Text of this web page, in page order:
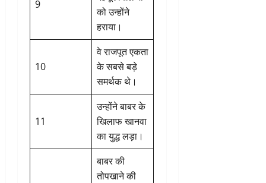
9
को उन्होंने
हराया।
10
वे राजपूत एकता
के सबसे बड़े
समर्थक थे।
11
उन्होंने बाबर के
खिलाफ खानवा
का युद्ध लड़ा।
बाबर की
तोपखाने की